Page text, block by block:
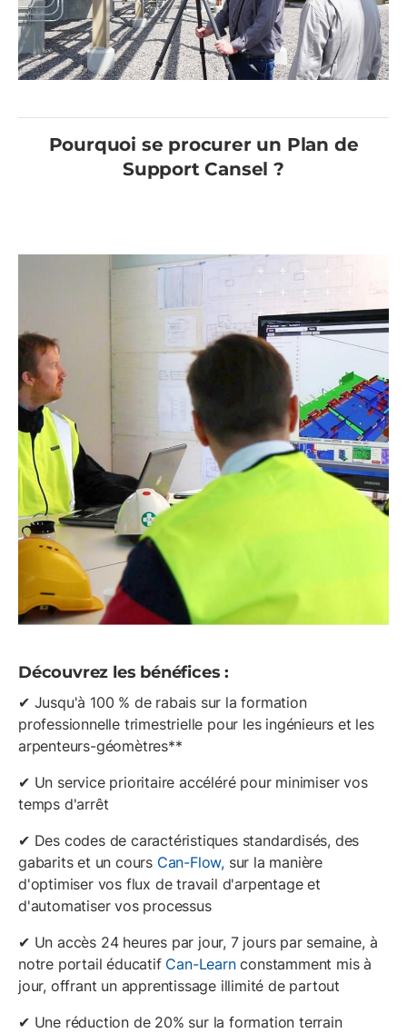
Pourquoi se procurer un Plan de
Support Cansel ?
Découvrez les bénéfices :
✔ Jusqu'à 100 % de rabais sur la formation
professionnelle trimestrielle pour les ingénieurs et les
arpenteurs-géomètres**
✔ Un service prioritaire accéléré pour minimiser vos
temps d'arrêt
✔ Des codes de caractéristiques standardisés, des
gabarits et un cours Can-Flow, sur la manière
d'optimiser vos flux de travail d'arpentage et
d'automatiser vos processus
✔ Un accès 24 heures par jour, 7 jours par semaine, à
notre portail éducatif Can-Learnconstamment mis à
jour, offrant un apprentissage illimité de partout
✔ Une réduction de 20% sur la formation terrain